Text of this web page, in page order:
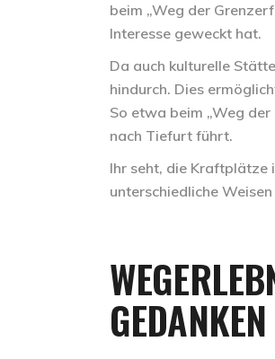
beim „Weg der
Interesse geweckt hat.
Da auch kulturelle
hindurch. Dies
So etwa beim „Weg
nach Tiefurt führt.
Ihr seht, die Kraftplätze
unterschiedliche Weisen